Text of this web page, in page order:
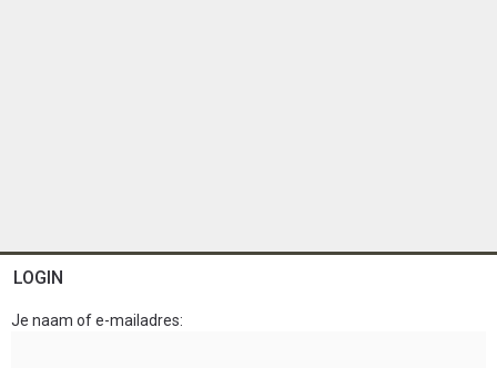
LOGIN
Je naam of e-mailadres